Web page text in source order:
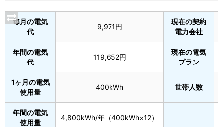
毎月の電気
代
9,971円
現在の契約
電力会社
年間の電気
代
119,652円
現在の電気
プラン
1ヶ月の電気
使用量
400kWh 世帯人数
年間の電気
使用量
4,800kWh/年（400kWh×12）